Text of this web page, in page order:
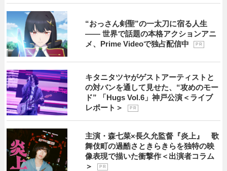
“おっさん剣聖”の一太刀に宿る人生
―― 世界で話題の本格アクションアニ
メ、Prime Videoで独占配信中
P R
キタニタツヤがゲストアーティストと
の対バンを通して見せた、“攻めのモー
ド” 「Hugs Vol.6」神戸公演＜ライブ
レポート＞
P R
主演・森七菜×長久允監督『炎上』 歌
舞伎町の過酷さときらきらを独特の映
像表現で描いた衝撃作＜出演者コラム
＞
P R